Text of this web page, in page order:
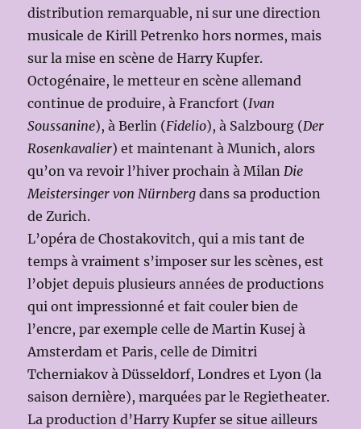
distribution remarquable, ni sur une direction
musicale de Kirill Petrenko hors normes, mais
sur la mise en scène de Harry Kupfer.
Octogénaire, le metteur en scène allemand
continue de produire, à Francfort (Ivan
Soussanine), à Berlin (Fidelio), à Salzbourg (Der
Rosenkavalier) et maintenant à Munich, alors
qu’on va revoir l’hiver prochain à MilanDie
Meistersinger von Nürnberg dans sa production
de Zurich.
L’opéra de Chostakovitch, qui a mis tant de
temps à vraiment s’imposer sur les scènes, est
l’objet depuis plusieurs années de productions
qui ont impressionné et fait couler bien de
l’encre, par exemple celle de Martin Kusej à
Amsterdam et Paris, celle de Dimitri
Tcherniakov à Düsseldorf, Londres et Lyon (la
saison dernière), marquées par le Regietheater.
La production d’Harry Kupfer se situe ailleurs